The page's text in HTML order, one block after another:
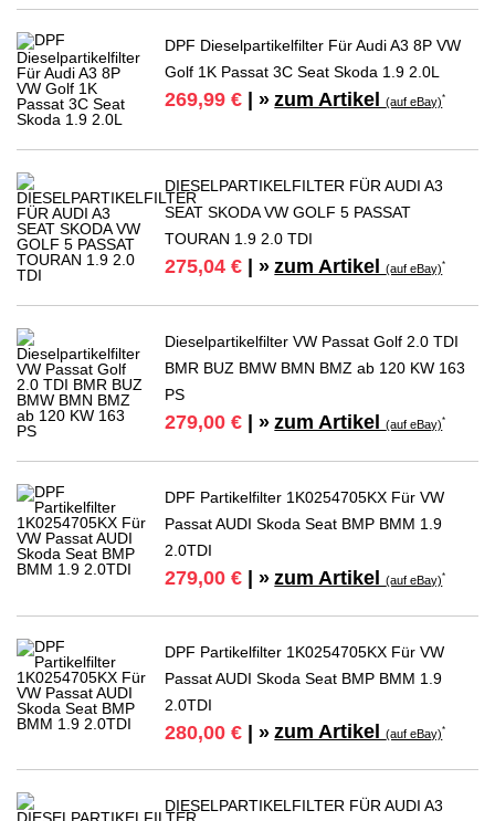
DPF Dieselpartikelfilter Für Audi A3 8P VW
Golf 1K Passat 3C Seat Skoda 1.9 2.0L
269,99 € | » zum Artikel(auf eBay)*
DIESELPARTIKELFILTER FÜR AUDI A3
SEAT SKODA VW GOLF 5 PASSAT
TOURAN 1.9 2.0 TDI
275,04 € | » zum Artikel(auf eBay)*
Dieselpartikelfilter VW Passat Golf 2.0 TDI
BMR BUZ BMW BMN BMZ ab 120 KW 163
PS
279,00 € | » zum Artikel(auf eBay)*
DPF Partikelfilter 1K0254705KX Für VW
Passat AUDI Skoda Seat BMP BMM 1.9
2.0TDI
279,00 € | » zum Artikel(auf eBay)*
DPF Partikelfilter 1K0254705KX Für VW
Passat AUDI Skoda Seat BMP BMM 1.9
2.0TDI
280,00 € | » zum Artikel(auf eBay)*
DIESELPARTIKELFILTER FÜR AUDI A3